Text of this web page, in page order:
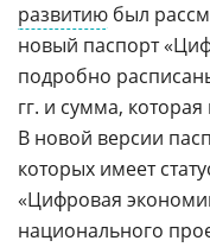
развитию был
новый паспорт
подробно
гг. и сумма,
В новой версии
которых имеет
«Цифровая
национального